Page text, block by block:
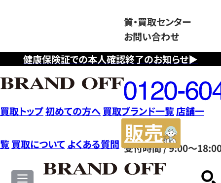
健康保険証での本人確認終了のお知らせ▶
質・買取センター
お問い合わせ
フ
リ
ー
ダ
イ
ヤ
ル
0120604117
受付時間 / 9:00～
買取トップ初めての方へ 買取ブランド一覧店舗一
覧 買取について よくある質問
サ